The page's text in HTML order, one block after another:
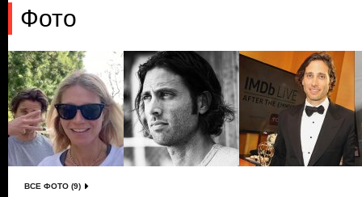
Фото
ВСЕ ФОТО (9)